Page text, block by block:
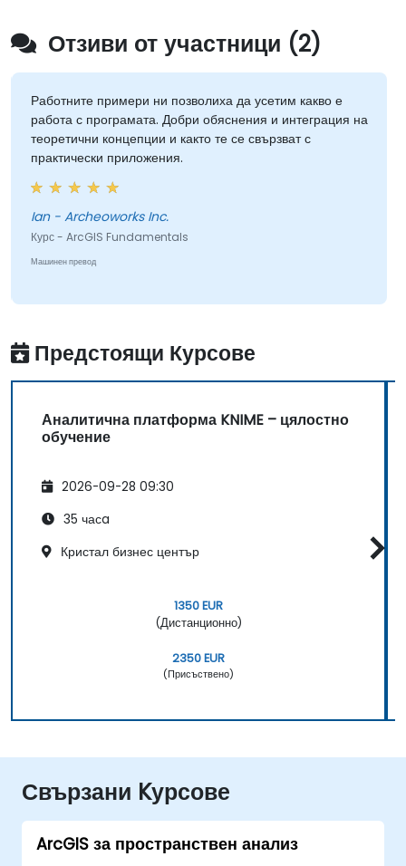
Отзиви от участници (2)
Работните примери ни позволиха да усетим какво е
работа с програмата. Добри обяснения и интеграция на
теоретични концепции и както те се свързват с
практически приложения.
Ian - Archeoworks Inc.
Курс - ArcGIS Fundamentals
Машинен превод
Предстоящи Курсове
Аналитична платформа KNIME – цялостно
обучение
2026-09-28 09:30
35 часa
Кристал бизнес център
1350 EUR
(Дистанционно)
2350 EUR
(Присъствено)
Свързани Kурсове
ArcGIS за пространствен анализ